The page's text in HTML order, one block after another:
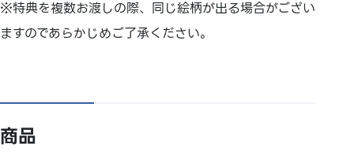
※特典を複数お渡しの際、同じ絵柄が出る場合がござい
ますのであらかじめご了承ください。
商品